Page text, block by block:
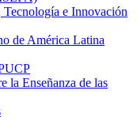
e Innovación
de América Latina
la Enseñanza de las